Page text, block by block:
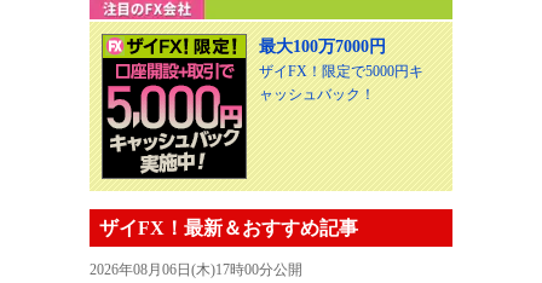
最大100万7000円
ザイFX！限定で5000円キ
ャッシュバック！
ザイFX！最新＆おすすめ記事
2026年08月06日(木)17時00分公開